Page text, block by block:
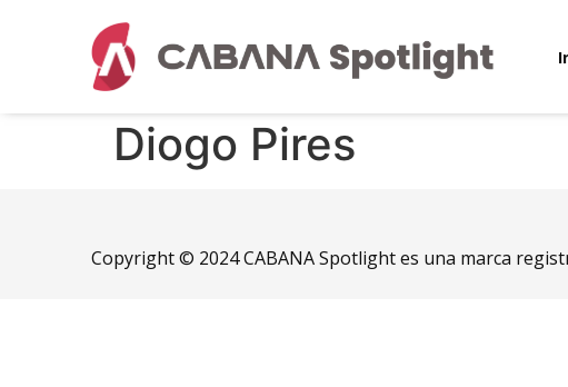
Diogo Pires
Copyright © 2024 CABANA Spotlight es una marca